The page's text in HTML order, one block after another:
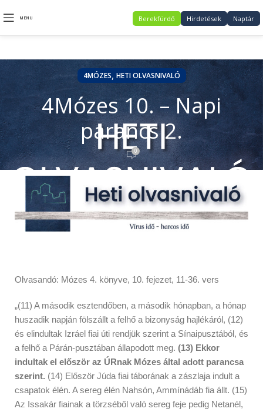
MENU Berekfürdő Hirdetések Naptár
4MÓZES, HETI OLVASNIVALÓ
4Mózes 10. – Napi
parancs 2.
0
Olvasandó: Mózes 4. könyve, 10. fejezet, 11-36. vers
„(11) A második esztendőben, a második hónapban, a hónap
huszadik napján fölszállt a felhő a bizonyság hajlékáról, (12)
és elindultak Izráel fiai úti rendjük szerint a Sínaipusztából, és
a felhő a Párán-pusztában állapodott meg. (13) Ekkor
indultak el először az ÚRnak Mózes által adott parancsa
szerint. (14) Először Júda fiai táborának a zászlaja indult a
csapatok élén. A sereg élén Nahsón, Ammínádáb fia állt. (15)
Az Issakár fiainak a törzséből való sereg feje pedig Netanél,